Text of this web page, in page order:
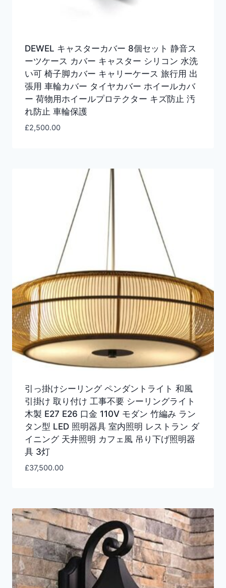
DEWEL キャスターカバー 8個セット 静音ス
ーツケース カバー キャスター シリコン 水洗
い可 椅子脚カバー キャリーケース 旅行用 出
張用 車輪カバー タイヤカバー ホイールカバ
ー 荷物用ホイールプロテクター キズ防止 汚
れ防止 車輪保護
£2,500.00
引っ掛けシーリング ペンダントライト 和風
引掛け 取り付け 工事不要 シーリングライト
木製 E27 E26 口金 110V モダン 竹編み ラン
タン型 LED 照明器具 室内照明 レストラン ダ
イニング 天井照明 カフェ風 吊り下げ照明器
具 3灯
£37,500.00